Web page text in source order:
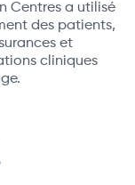
Centres a utilisé
des patients,
et
cliniques